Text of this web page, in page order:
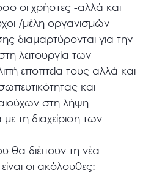
οι χρήστες -αλλά και
/μέλη οργανισμών
διαμαρτύρονται για την
λειτουργία των
εποπτεία τους αλλά και
και
στη λήψη
τη διαχείριση των
θα διέπουν τη νέα
οι ακόλουθες: